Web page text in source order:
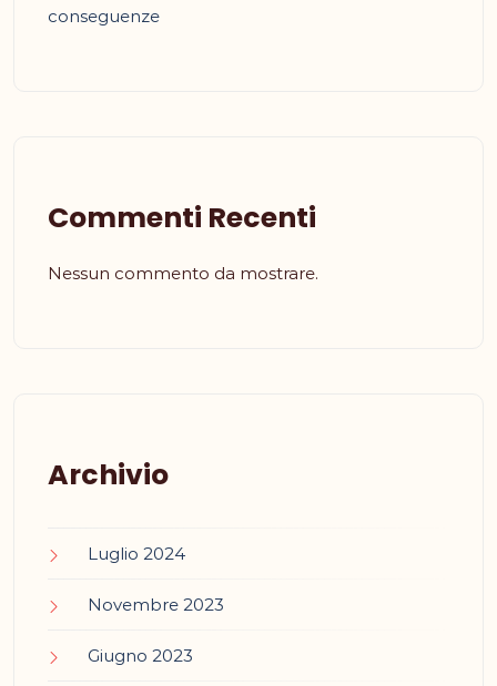
conseguenze
Commenti Recenti
Nessun commento da mostrare.
Archivio
Luglio 2024
Novembre 2023
Giugno 2023